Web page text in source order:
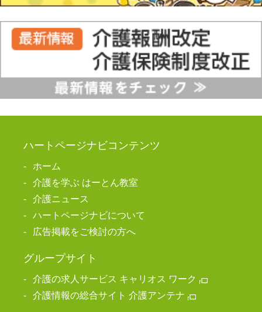
ハートページナビコンテンツ
ホーム
介護を学ぶ はーとん教室
介護ニュース
ハートページナビについて
広告掲載をご検討の方へ
グループサイト
介護の求人サービス キャリオス ワーク
介護情報の総合サイト 介護アンテナ